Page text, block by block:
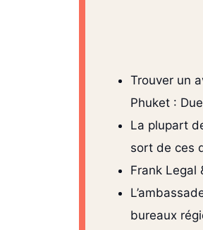
Trouver un
Phuket :
La plupart
sort de ces
Frank Legal
bureaux